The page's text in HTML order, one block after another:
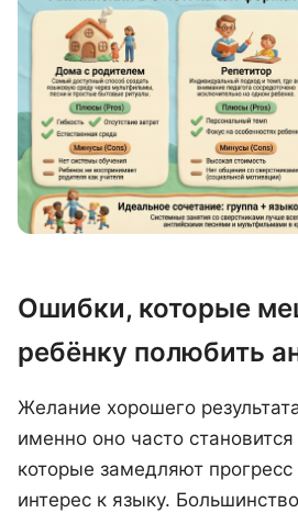
Ошибки, которые
ребёнку полюбить
Желание хорошего
именно оно часто
которые замедляют
интерес к языку.